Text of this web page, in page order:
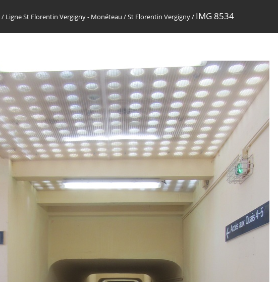
/ Ligne St Florentin Vergigny - Monéteau /St Florentin Vergigny/ IMG 8534